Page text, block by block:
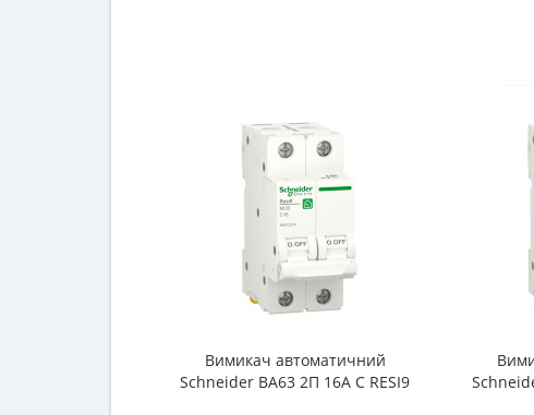
Вимикач автоматичний
Schneider ВА63 2П 16А С RESI9